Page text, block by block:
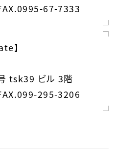
67-7333
】
tsk39 ビル 3階
295-3206